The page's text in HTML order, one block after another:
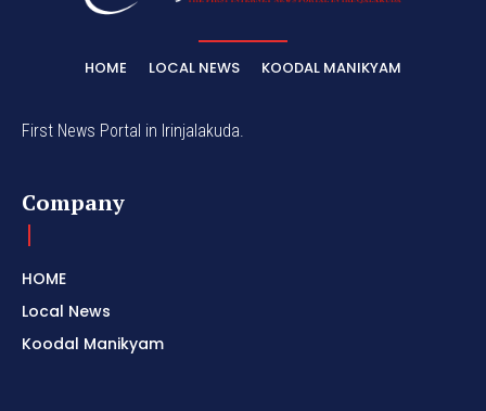
HOME LOCAL NEWS KOODAL MANIKYAM
First News Portal in Irinjalakuda.
Company
HOME
Local News
Koodal Manikyam